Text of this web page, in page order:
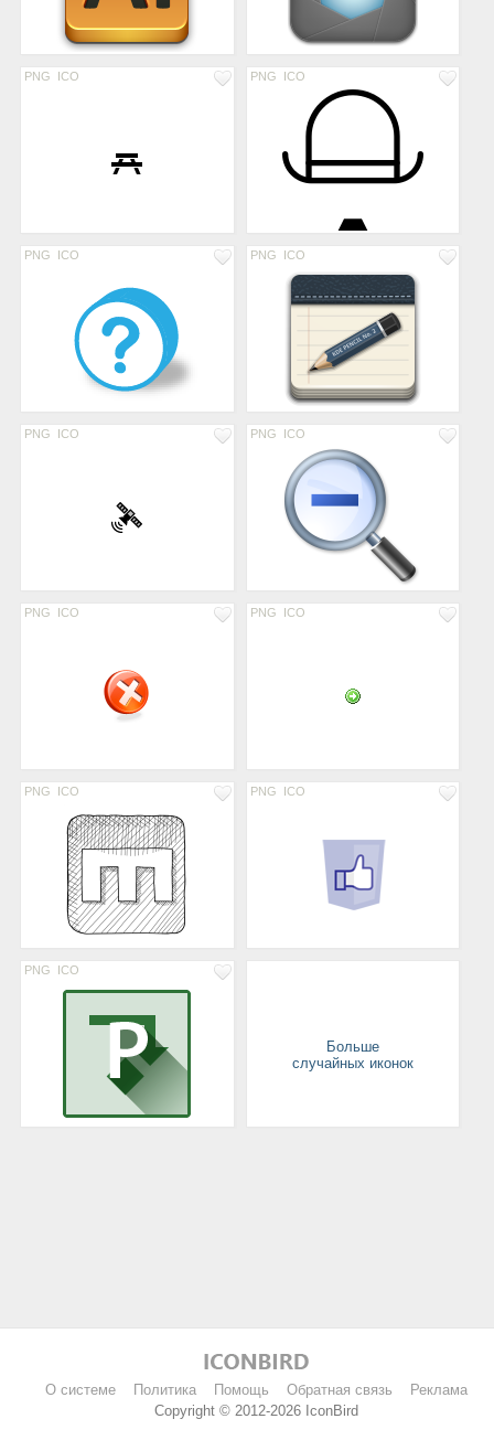
PNG ICO PNG ICO
PNG ICO PNG ICO
PNG ICO PNG ICO
PNG ICO PNG ICO
PNG ICO PNG ICO
PNG ICO
Больше
случайных иконок
О системе Политика Помощь Обратная связь
Реклама
Copyright © 2012-2026 IconBird